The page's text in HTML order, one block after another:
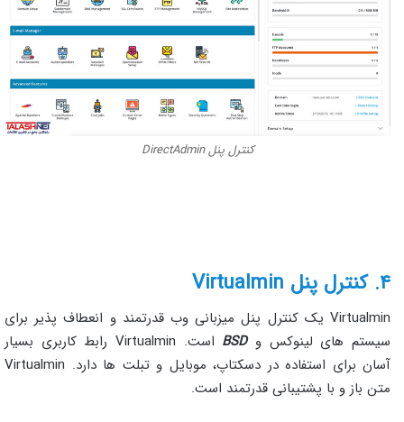
کنترل پنل DirectAdmin
۴. کنترل پنل Virtualmin
Virtualmin یک کنترل پنل میزبانی وب قدرتمند و انعطاف پذیر برای
سیستم های لینوکس وBSD
است. Virtualmin رابط کاربری بسیار
آسان برای استفاده در دسکتاپ، موبایل و تبلت ها دارد. Virtualmin
متن باز و با پشتیبانی قدرتمند است.